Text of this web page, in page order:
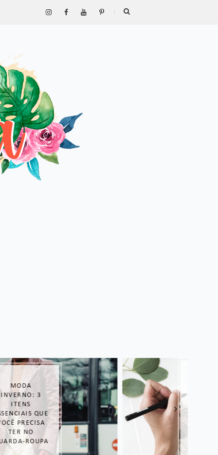
COMO O
MARKETING
DIGITAL E
MATERIAIS
IMPRESSOS
PODEM
ALAVANCAR
SUAS VENDAS